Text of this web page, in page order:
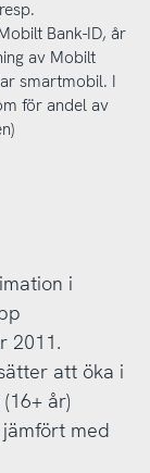
Bank-ID, år
av Mobilt
smartmobil. I
för andel av
i
2011.
att öka i
år)
med